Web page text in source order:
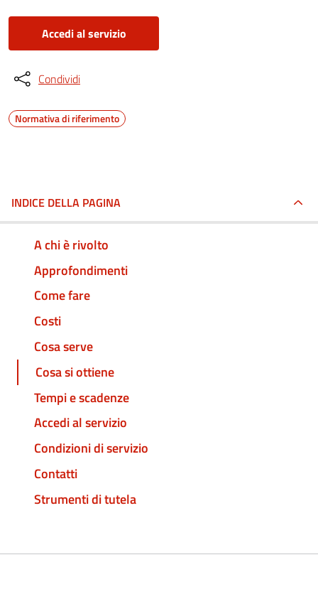
Accedi al servizio
Condividi
Normativa di riferimento
INDICE DELLA PAGINA
A chi è rivolto
Approfondimenti
Come fare
Costi
Cosa serve
Cosa si ottiene
Tempi e scadenze
Accedi al servizio
Condizioni di servizio
Contatti
Strumenti di tutela